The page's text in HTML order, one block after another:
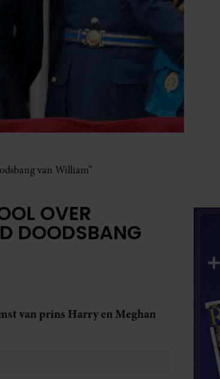
van William”
OVER
DOODSBANG
van prins Harry en Meghan